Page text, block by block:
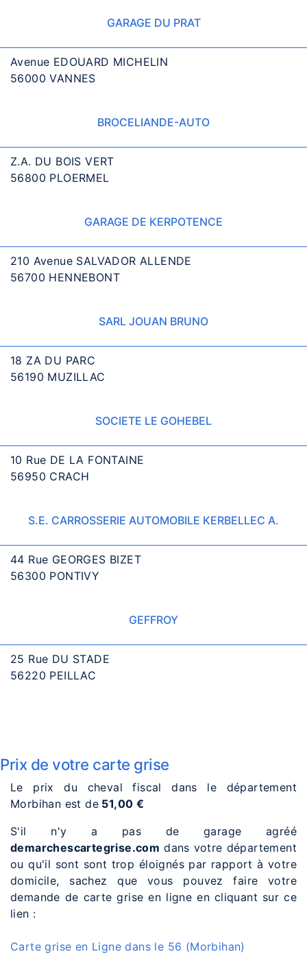
GARAGE DU PRAT
Avenue EDOUARD MICHELIN
56000 VANNES
BROCELIANDE-AUTO
Z.A. DU BOIS VERT
56800 PLOERMEL
GARAGE DE KERPOTENCE
210 Avenue SALVADOR ALLENDE
56700 HENNEBONT
SARL JOUAN BRUNO
18 ZA DU PARC
56190 MUZILLAC
SOCIETE LE GOHEBEL
10 Rue DE LA FONTAINE
56950 CRACH
S.E. CARROSSERIE AUTOMOBILE KERBELLEC A.
44 Rue GEORGES BIZET
56300 PONTIVY
GEFFROY
25 Rue DU STADE
56220 PEILLAC
Prix de votre carte grise
Le prix du cheval fiscal dans le département
Morbihan est de 51,00 €
S'il n'y a pas de garage agréé
demarchescartegrise.com dans votre département
ou qu'il sont sont trop éloignés par rapport à votre
domicile, sachez que vous pouvez faire votre
demande de carte grise en ligne en cliquant sur ce
lien :
Carte grise en Ligne dans le 56 (Morbihan)